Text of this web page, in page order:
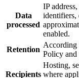
Data
processed
IP
identifiers,
enabled.
Retention
According
Policy and
Recipients
Hosting,
where